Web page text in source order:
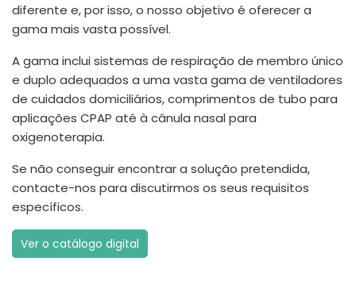
diferente e, por isso, o nosso objetivo é oferecer a
gama mais vasta possível.
A gama inclui sistemas de respiração de membro único
e duplo adequados a uma vasta gama de ventiladores
de cuidados domiciliários, comprimentos de tubo para
aplicações CPAP até à cânula nasal para
oxigenoterapia.
Se não conseguir encontrar a solução pretendida,
contacte-nos para discutirmos os seus requisitos
específicos.
Ver o catálogo digital